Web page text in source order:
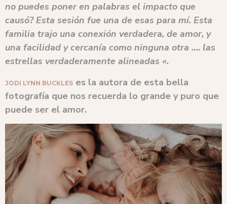
no puedes poner en palabras el impacto que
causó? Esta sesión fue una de esas para mí. Esta
familia trajo una conexión verdadera, de amor, y
una facilidad y cercanía como ninguna otra …. las
estrellas verdaderamente alineadas «.
JODI LYNN BUCKLES es la autora de esta bella
fotografía que nos recuerda lo grande y puro que
puede ser el amor.